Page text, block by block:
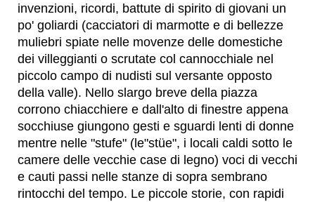
invenzioni, ricordi, battute di spirito di giovani un
po' goliardi (cacciatori di marmotte e di bellezze
muliebri spiate nelle movenze delle domestiche
dei villeggianti o scrutate col cannocchiale nel
piccolo campo di nudisti sul versante opposto
della valle). Nello slargo breve della piazza
corrono chiacchiere e dall'alto di finestre appena
socchiuse giungono gesti e sguardi lenti di donne
mentre nelle "stufe" (le"stüe", i locali caldi sotto le
camere delle vecchie case di legno) voci di vecchi
e cauti passi nelle stanze di sopra sembrano
rintocchi del tempo. Le piccole storie, con rapidi